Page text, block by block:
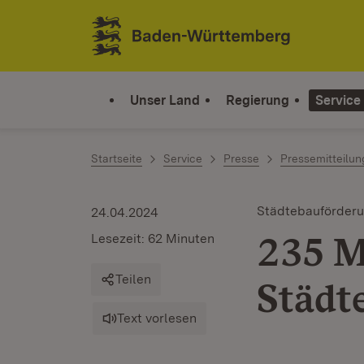
Zum Inhalt springen
Link zur Startseite
Unser Land Regierung Service
Startseite Service Presse
235
24.04.2024
Lesezeit: 62 Minuten
Teilen
Text vorlesen